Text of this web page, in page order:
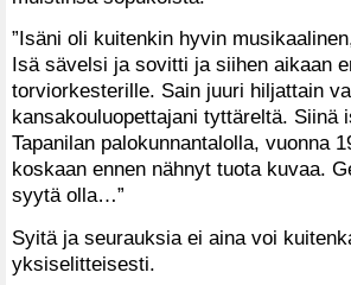
”Isäni oli kuitenkin hyvin
Isä sävelsi ja sovitti ja siihen aikaan
torviorkesterille. Sain juuri hiljattain
kansakouluopettajani tyttäreltä. Siinä
Tapanilan palokunnantalolla, vuonna
koskaan ennen nähnyt tuota kuvaa.
syytä olla…”
Syitä ja seurauksia ei aina voi
yksiselitteisesti.